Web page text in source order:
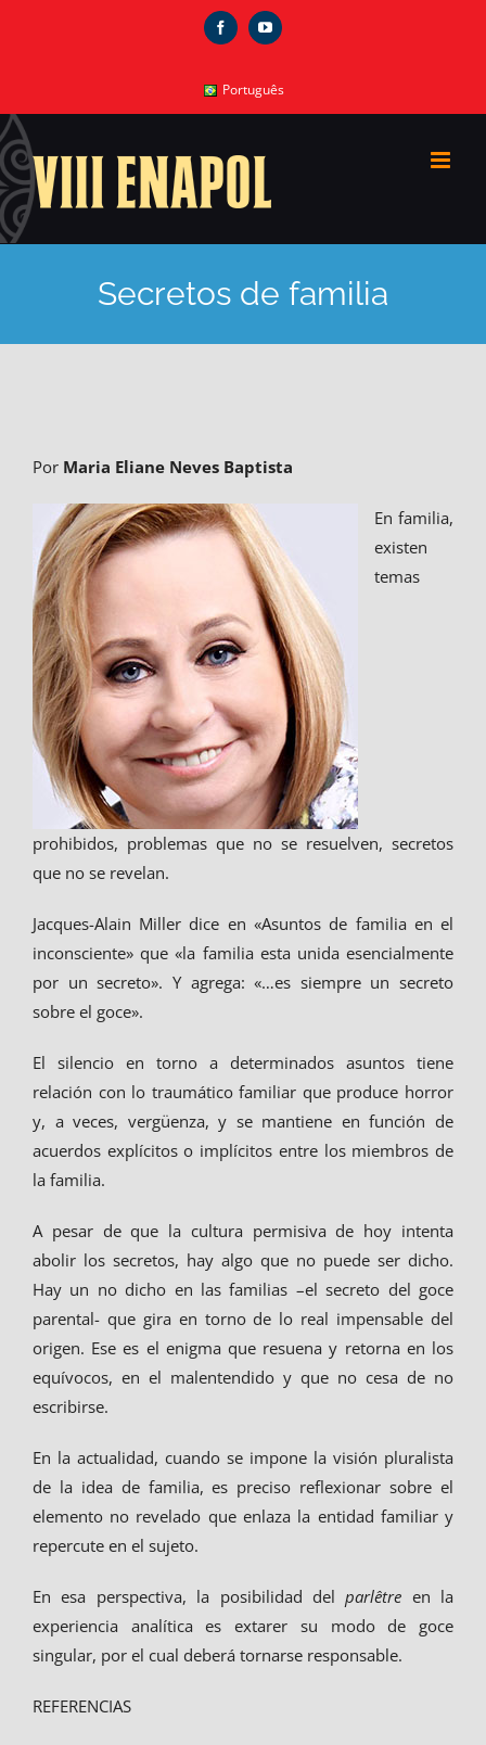
FacebookYouTube
Português
Secretos de familia
Por Maria Eliane Neves Baptista
En familia,
existen
temas
prohibidos, problemas que no se resuelven, secretos
que no se revelan.
Jacques-Alain Miller dice en «Asuntos de familia en el
inconsciente» que «la familia esta unida esencialmente
por un secreto». Y agrega: «…es siempre un secreto
sobre el goce».
El silencio en torno a determinados asuntos tiene
relación con lo traumático familiar que produce horror
y, a veces, vergüenza, y se mantiene en función de
acuerdos explícitos o implícitos entre los miembros de
la familia.
A pesar de que la cultura permisiva de hoy intenta
abolir los secretos, hay algo que no puede ser dicho.
Hay un no dicho en las familias –el secreto del goce
parental- que gira en torno de lo real impensable del
origen. Ese es el enigma que resuena y retorna en los
equívocos, en el malentendido y que no cesa de no
escribirse.
En la actualidad, cuando se impone la visión pluralista
de la idea de familia, es preciso reflexionar sobre el
elemento no revelado que enlaza la entidad familiar y
repercute en el sujeto.
En esa perspectiva, la posibilidad delparlêtre en la
experiencia analítica es extarer su modo de goce
singular, por el cual deberá tornarse responsable.
REFERENCIAS